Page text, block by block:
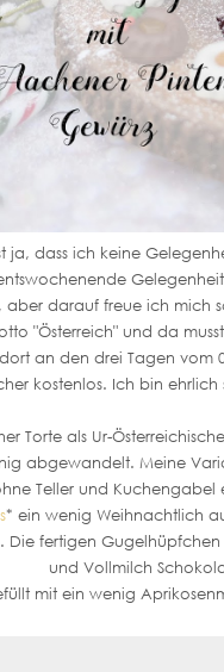
ja, dass ich keine
aber darauf freue ich mich
"Österreich" und da
an den drei Tagen vom
kostenlos. Ich bin
Torte als Ur-
abgewandelt. Meine
Teller und
* ein wenig Weihnachtlich
Die fertigen
und Vollmilch
mit ein wenig